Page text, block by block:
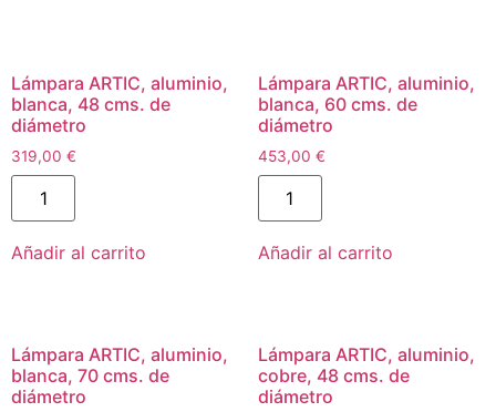
Lámpara ARTIC, aluminio,
blanca, 48 cms. de
diámetro
319,00 €
Añadir al carrito
Lámpara ARTIC, aluminio,
blanca, 60 cms. de
diámetro
453,00 €
Añadir al carrito
Lámpara ARTIC, aluminio,
blanca, 70 cms. de
diámetro
Lámpara ARTIC, aluminio,
cobre, 48 cms. de
diámetro